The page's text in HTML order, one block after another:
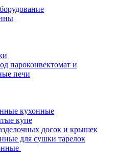
пароконвектомат и
печи
кухонные
купе
досок и крышек
для сушки тарелок